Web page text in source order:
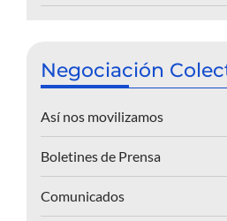
Negociación
Así nos movilizamos
Boletines de Prensa
Comunicados